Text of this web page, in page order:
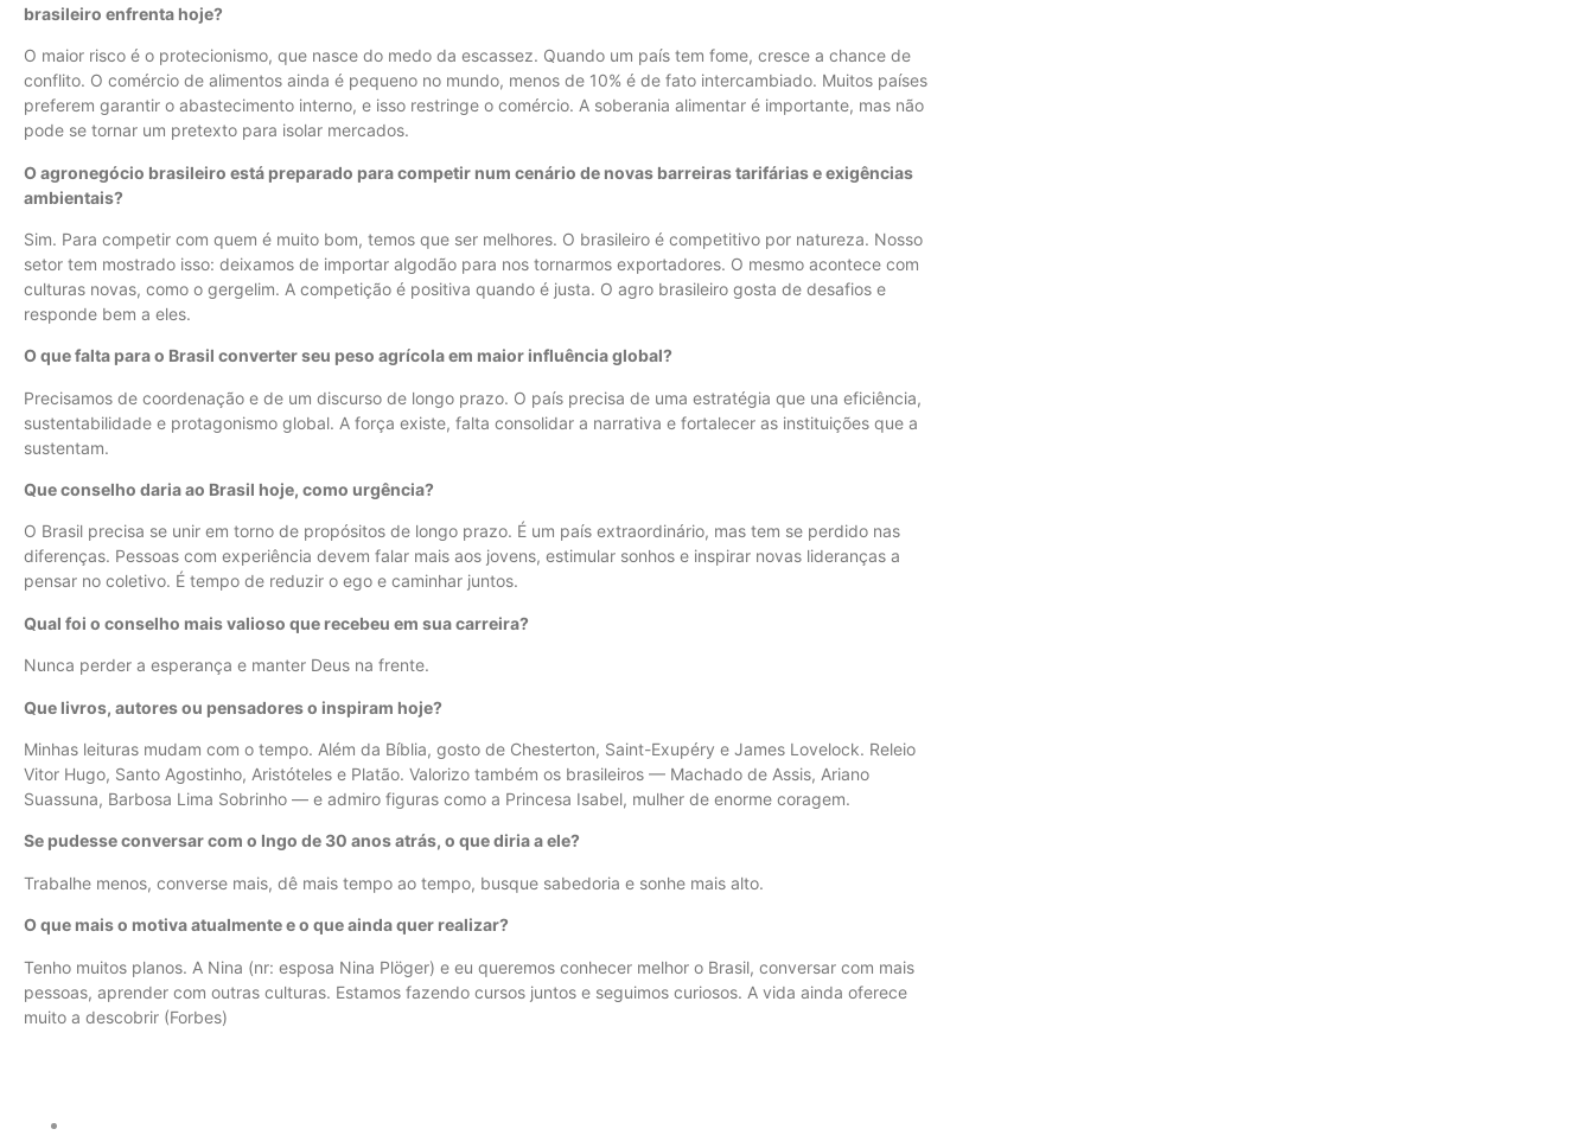
brasileiro enfrenta hoje?
O maior risco é o protecionismo, que nasce do medo da escassez. Quando um país tem fome, cresce a chance de
conflito. O comércio de alimentos ainda é pequeno no mundo, menos de 10% é de fato intercambiado. Muitos países
preferem garantir o abastecimento interno, e isso restringe o comércio. A soberania alimentar é importante, mas não
pode se tornar um pretexto para isolar mercados.
O agronegócio brasileiro está preparado para competir num cenário de novas barreiras tarifárias e exigências
ambientais?
Sim. Para competir com quem é muito bom, temos que ser melhores. O brasileiro é competitivo por natureza. Nosso
setor tem mostrado isso: deixamos de importar algodão para nos tornarmos exportadores. O mesmo acontece com
culturas novas, como o gergelim. A competição é positiva quando é justa. O agro brasileiro gosta de desafios e
responde bem a eles.
O que falta para o Brasil converter seu peso agrícola em maior influência global?
Precisamos de coordenação e de um discurso de longo prazo. O país precisa de uma estratégia que una eficiência,
sustentabilidade e protagonismo global. A força existe, falta consolidar a narrativa e fortalecer as instituições que a
sustentam.
Que conselho daria ao Brasil hoje, como urgência?
O Brasil precisa se unir em torno de propósitos de longo prazo. É um país extraordinário, mas tem se perdido nas
diferenças. Pessoas com experiência devem falar mais aos jovens, estimular sonhos e inspirar novas lideranças a
pensar no coletivo. É tempo de reduzir o ego e caminhar juntos.
Qual foi o conselho mais valioso que recebeu em sua carreira?
Nunca perder a esperança e manter Deus na frente.
Que livros, autores ou pensadores o inspiram hoje?
Minhas leituras mudam com o tempo. Além da Bíblia, gosto de Chesterton, Saint-Exupéry e James Lovelock. Releio
Vitor Hugo, Santo Agostinho, Aristóteles e Platão. Valorizo também os brasileiros — Machado de Assis, Ariano
Suassuna, Barbosa Lima Sobrinho — e admiro figuras como a Princesa Isabel, mulher de enorme coragem.
Se pudesse conversar com o Ingo de 30 anos atrás, o que diria a ele?
Trabalhe menos, converse mais, dê mais tempo ao tempo, busque sabedoria e sonhe mais alto.
O que mais o motiva atualmente e o que ainda quer realizar?
Tenho muitos planos. A Nina (nr: esposa Nina Plöger) e eu queremos conhecer melhor o Brasil, conversar com mais
pessoas, aprender com outras culturas. Estamos fazendo cursos juntos e seguimos curiosos. A vida ainda oferece
muito a descobrir (Forbes)